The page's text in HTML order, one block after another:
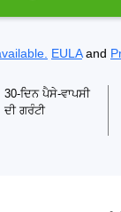
EULAand
30-ਦਿਨ ਪੈਸੇ-ਵਾਪਸੀ
ਦੀ ਗਰੰਟੀ